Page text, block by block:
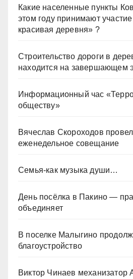
Какие населенные пункты
этом году принимают
красивая деревня» ?
Строительство дороги в
находится на завершающем
Информационный час
обществу»
Вячеслав Скороходов
еженедельное совещание
Семья-как музыка души…
День посёлка в Пакино —
объединяет
В поселке Малыгино
благоустройство
Виктор Чинаев